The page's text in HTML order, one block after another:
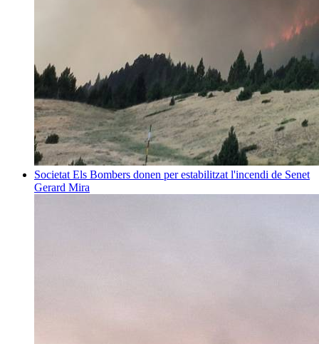
Societat Els Bombers donen per estabilitzat l'incendi de Senet
Gerard Mira